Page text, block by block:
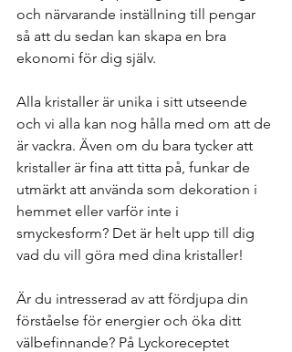
och närvarande inställning till pengar
så att du sedan kan skapa en bra
ekonomi för dig själv.
Alla kristaller är unika i sitt utseende
och vi alla kan nog hålla med om att de
är vackra. Även om du bara tycker att
kristaller är fina att titta på, funkar de
utmärkt att använda som dekoration i
hemmet eller varför inte i
smyckesform? Det är helt upp till dig
vad du vill göra med dina kristaller!
Är du intresserad av att fördjupa din
förståelse för energier och öka ditt
välbefinnande? På Lyckoreceptet